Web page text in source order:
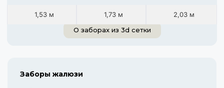
1,53 м 1,73 м
2,03 м
О заборах из 3d сетки
Заборы жалюзи